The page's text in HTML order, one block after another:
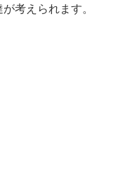
考えられます。